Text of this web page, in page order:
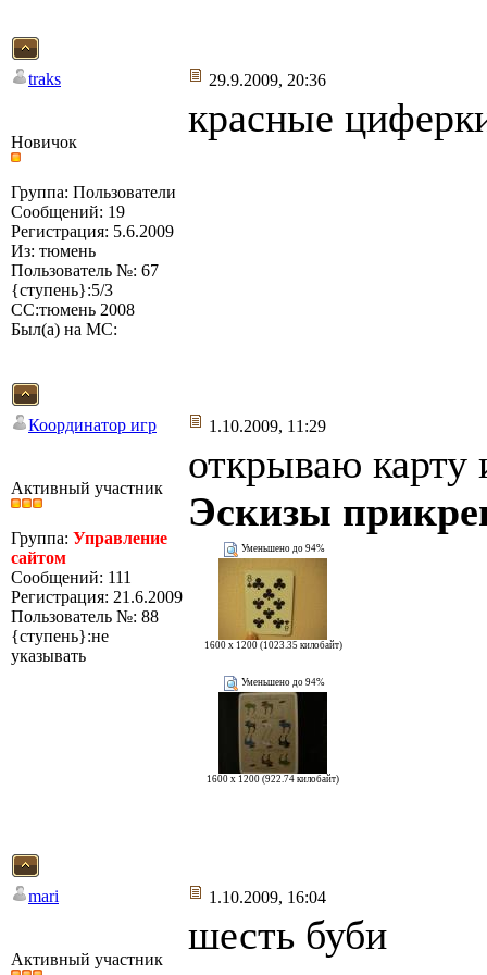
traks 29.9.2009, 20:36
Новичок
Группа: Пользователи
Сообщений: 19
Регистрация: 5.6.2009
Из: тюмень
Пользователь №: 67
{ступень}:5/3
СС:тюмень 2008
Был(а) на МС:
красные
Координатор игр 1.10.2009, 11:29
Активный участник
Группа: Управление
сайтом
Сообщений: 111
Регистрация: 21.6.2009
Пользователь №: 88
{ступень}:не
указывать
открываю
Эскизы
Уменьшено до 94%
1600 x 1200 (1023.35 килобайт)
Уменьшено до 94%
1600 x 1200 (922.74 килобайт)
mari 1.10.2009, 16:04
Активный участник
шесть буби